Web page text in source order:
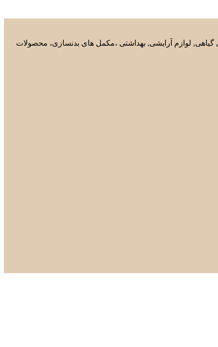
گیاهی, لوازم آرایشی, بهداشتی ،مکمل های بدنسازی، محصولات